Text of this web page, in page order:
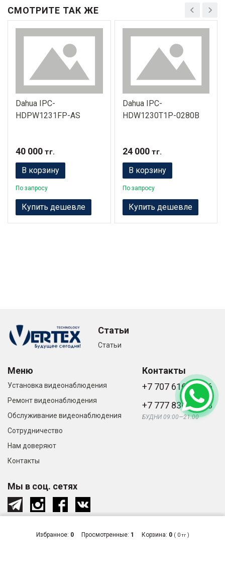
Избранное: 0 Просмотренные: 1 Корзина: 0 ( 0тг)
СМОТРИТЕ ТАК ЖЕ
Dahua IPC-
HDPW1231FP-AS
40 000 тг.
В корзину
По запросу
Купить дешевле
Dahua IPC-
HDW1230T1P-0280B
24 000тг.
В корзину
По запросу
Купить дешевле
Статьи
Статьи
Меню
Установка видеонаблюдения
Ремонт видеонаблюдения
Обслуживание видеонаблюдения
Сотрудничество
Нам доверяют
Контакты
Контакты
+7 707 616-61-66
+7 777 836-66-33
БУДНИ 09:00—21:00
Мы в соц. сетях